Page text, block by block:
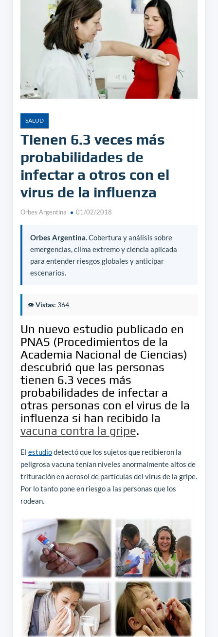
SALUD
Tienen 6.3 veces más
probabilidades de
infectar a otros con el
virus de la influenza
Orbes Argentina 01/02/2018
Orbes Argentina.Cobertura y análisis sobre
emergencias, clima extremo y ciencia aplicada
para entender riesgos globales y anticipar
escenarios.
👁️Vistas: 364
Un nuevo estudio publicado en
PNAS (Procedimientos de la
Academia Nacional de Ciencias)
descubrió que las personas
tienen 6.3 veces más
probabilidades de infectar a
otras personas con el virus de la
influenza si han recibido la
vacuna contra la gripe.
El estudiodetectó que los sujetos que recibieron la
peligrosa vacuna tenían niveles anormalmente altos de
trituración en aerosol de partículas del virus de la gripe.
Por lo tanto pone en riesgo a las personas que los
rodean.